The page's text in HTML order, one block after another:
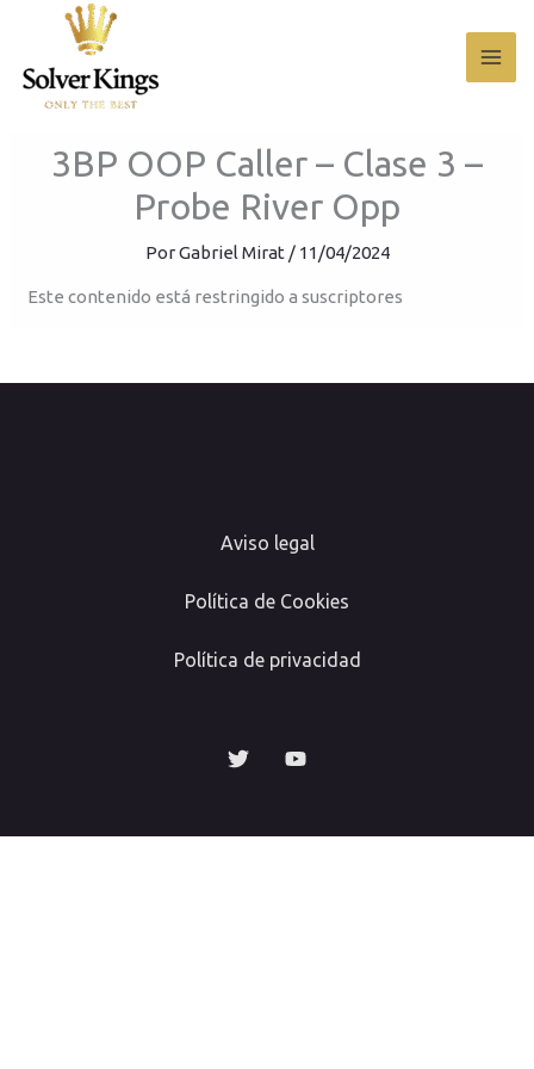
contenido
3BP OOP Caller – Clase 3 –
Probe River Opp
PorGabriel Mirat / 11/04/2024
Este contenido está restringido a suscriptores
Aviso legal
Política de Cookies
Política de privacidad